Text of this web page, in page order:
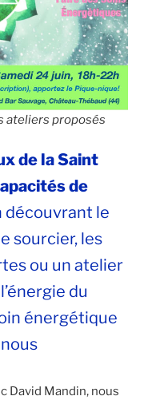
ateliers proposés
de la Saint
de
découvrant le
sourcier, les
ou un atelier
du
énergétique
David Mandin, nous